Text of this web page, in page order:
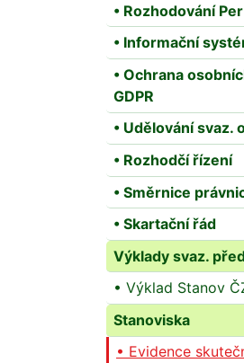
• Rozhodování
• Informační
• Ochrana
GDPR
• Udělování svaz.
• Rozhodčí řízení
• Směrnice
• Skartační řád
Výklady svaz.
• Výklad Stanov
Stanoviska
• Evidence